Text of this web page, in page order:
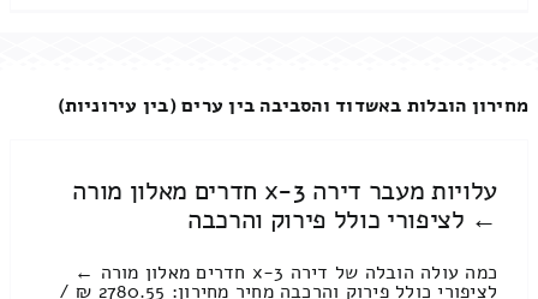
מחירון הובלות באשדוד והסביבה בין ערים (בין עירוניות)
עלויות מעבר דירה 3-x חדרים מאלון מורה
← לציפורי כולל פירוק והרכבה
כמה עולה הובלה של דירה 3-x חדרים מאלון מורה ←
לציפורי כולל פירוק והרכבה מחיר מחירון: 2780.55 ₪ /